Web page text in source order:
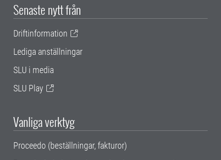
Senaste nytt från
Driftinformation
Lediga anställningar
SLU i media
SLU Play
Vanliga verktyg
Proceedo (beställningar, fakturor)